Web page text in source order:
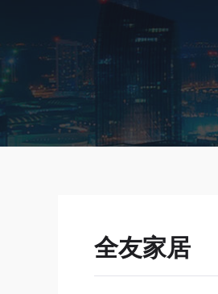
全友家居